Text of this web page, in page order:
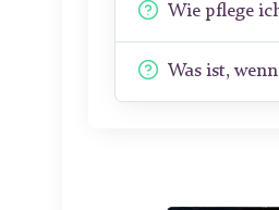
Wie pflege
Was ist,